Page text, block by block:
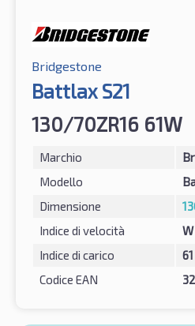
Bridgestone
Battlax S21
130/70ZR16 61W
Marchio
Modello
Dimensione
Indice di velocità
W
Indice di carico
61
Codice EAN